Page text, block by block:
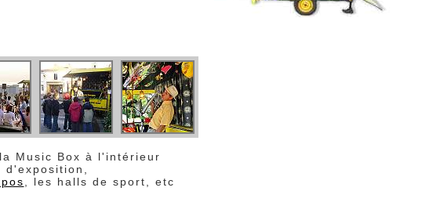
Music Box à l'intérieur
d'exposition,
, les halls de sport, etc